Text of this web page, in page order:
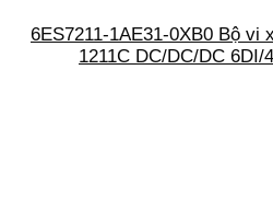
6ES7211-1AE31-0XB0 Bộ vi
1211C DC/DC/DC 6DI/